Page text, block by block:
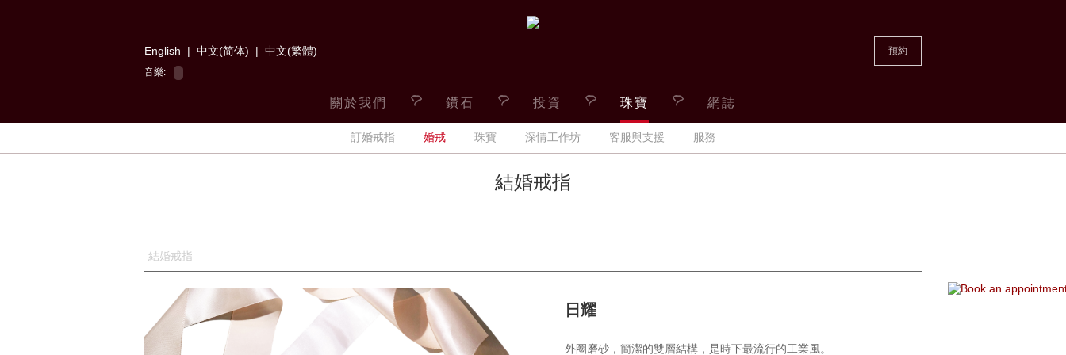
English | 中文(简体) | 中文(繁體)
音樂:
預約
關於我們 鑽石 投資 珠寶 網誌
訂婚戒指 婚戒 珠寶 深情工作坊 客服與支援 服務
結婚戒指
結婚戒指
日耀
外圈磨砂，簡潔的雙層結構，是時下最流行的工業風。